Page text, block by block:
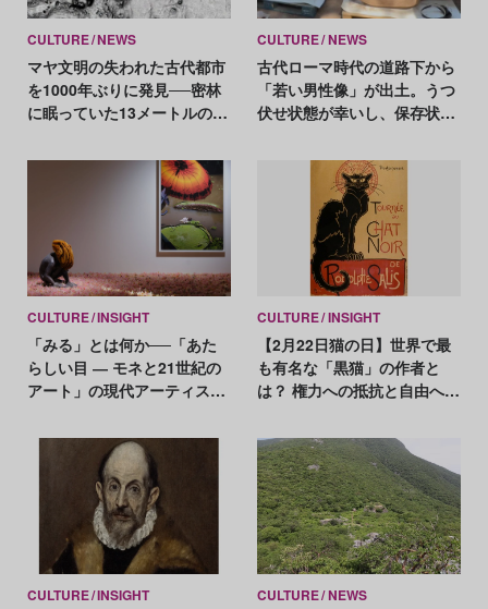
CULTURE NEWS
マヤ文明の失われた古代都市
を1000年ぶりに発見──密林
に眠っていた13メートルのピ
CULTURE NEWS
古代ローマ時代の道路下から
「若い男性像」が出土。うつ
伏せ状態が幸いし、保存状態
CULTURE INSIGHT
「みる」とは何か──「あた
らしい目 ― モネと21世紀の
アート」の現代アーティスト
CULTURE INSIGHT
【2月22日猫の日】世界で最
も有名な「黒猫」の作者と
は？ 権力への抵抗と自由への
ラン
CULTURE INSIGHT CULTURE NEWS